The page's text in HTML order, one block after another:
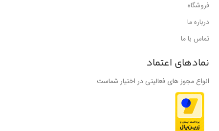
فروشگاه
درباره ما
تماس با ما
نمادهای اعتماد
انواع مجوز های فعالیتی در اختیار شماست